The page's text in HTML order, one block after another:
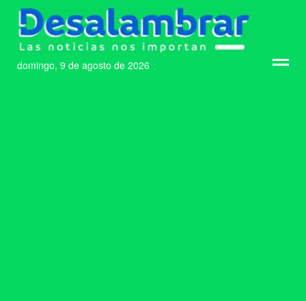
domingo, 9 de agosto de 2026